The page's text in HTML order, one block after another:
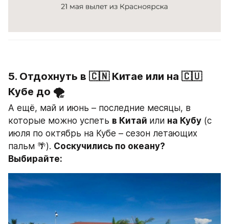
5. Отдохнуть в 🇨🇳 Китае или на 🇨🇺
Кубе до 🌪
А ещё, май и июнь – последние месяцы, в
которые можно успеть в Китай или на Кубу (с
июля по октябрь на Кубе – сезон летающих
пальм 🌴). Соскучились по океану?
Выбирайте: